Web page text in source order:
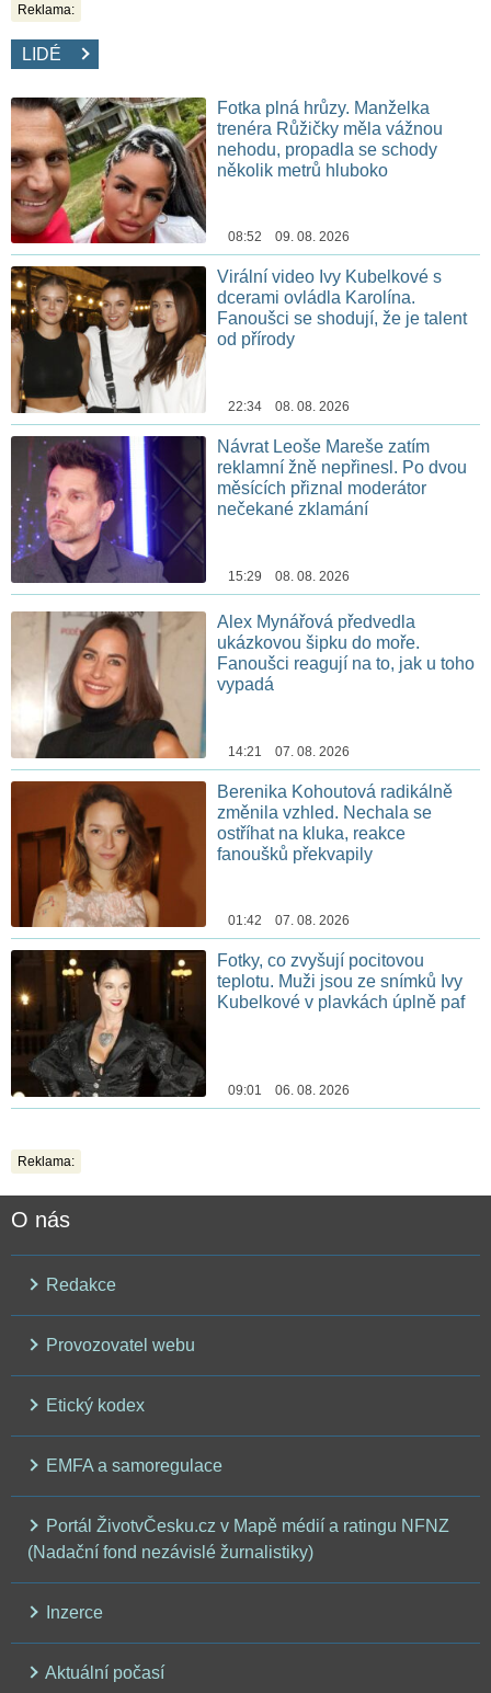
Reklama:
LIDÉ
Fotka plná hrůzy. Manželka
trenéra Růžičky měla vážnou
nehodu, propadla se schody
několik metrů hluboko
08:52 09. 08. 2026
Virální video Ivy Kubelkové s
dcerami ovládla Karolína.
Fanoušci se shodují, že je talent
od přírody
22:34 08. 08. 2026
Návrat Leoše Mareše zatím
reklamní žně nepřinesl. Po dvou
měsících přiznal moderátor
nečekané zklamání
15:29 08. 08. 2026
Alex Mynářová předvedla
ukázkovou šipku do moře.
Fanoušci reagují na to, jak u toho
vypadá
14:21 07. 08. 2026
Berenika Kohoutová radikálně
změnila vzhled. Nechala se
ostříhat na kluka, reakce
fanoušků překvapily
01:42 07. 08. 2026
Fotky, co zvyšují pocitovou
teplotu. Muži jsou ze snímků Ivy
Kubelkové v plavkách úplně paf
09:01 06. 08. 2026
Reklama:
O nás
Redakce
Provozovatel webu
Etický kodex
EMFA a samoregulace
Portál ŽivotvČesku.cz v Mapě médií a ratingu NFNZ
(Nadační fond nezávislé žurnalistiky)
Inzerce
Aktuální počasí